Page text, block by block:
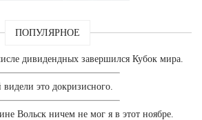
ПОПУЛЯРНОЕ
дивидендных завершился Кубок мира.
это докризисного.
Вольск ничем не мог я в этот ноябре.